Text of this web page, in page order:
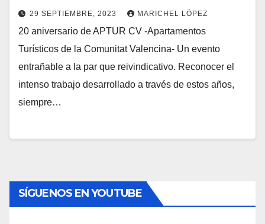
29 SEPTIEMBRE, 2023 MARICHEL LÓPEZ
20 aniversario de APTUR CV -Apartamentos
Turísticos de la Comunitat Valencina- Un evento
entrañable a la par que reivindicativo. Reconocer el
intenso trabajo desarrollado a través de estos años,
siempre…
SÍGUENOS EN YOUTUBE